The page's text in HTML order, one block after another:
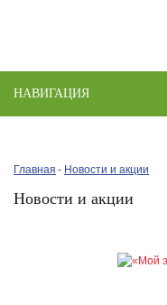
НАВИГАЦИЯ
Главная Новости и акции
Новости и акции